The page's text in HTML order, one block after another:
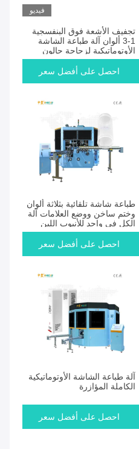
فيديو
تجفيف الأشعة فوق البنفسجية
1-3 ألوان آلة طباعة الشاشة
الأوتوماتيكية لزجاجة جالون
احصل على أفضل سعر
طباعة شاشة تلقائية بثلاثة ألوان
وختم ساخن ووضع العلامات آلة
الكل في واحد للأنبوب اللين
موديل SF-SARS320
احصل على أفضل سعر
آلة طباعة الشاشة الأوتوماتيكية
الكاملة المؤازرة
احصل على أفضل سعر